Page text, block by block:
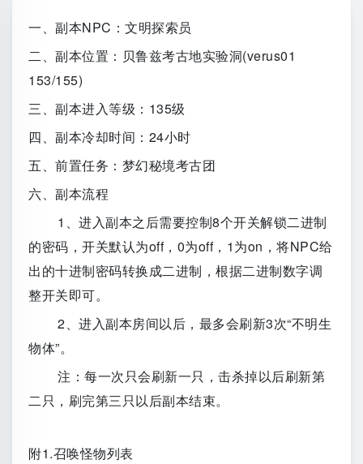
一、副本NPC：文明探索员
二、副本位置：贝鲁兹考古地实验洞(verus01
153/155)
三、副本进入等级：135级
四、副本冷却时间：24小时
五、前置任务：梦幻秘境考古团
六、副本流程
1、进入副本之后需要控制8个开关解锁二进制
的密码，开关默认为off，0为off，1为on，将NPC给
出的十进制密码转换成二进制，根据二进制数字调
整开关即可。
2、进入副本房间以后，最多会刷新3次“不明生
物体”。
注：每一次只会刷新一只，击杀掉以后刷新第
二只，刷完第三只以后副本结束。
附1.召唤怪物列表